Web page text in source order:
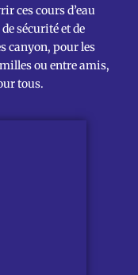
ces cours d’eau
sécurité et de
canyon, pour les
ou entre amis,
tous.